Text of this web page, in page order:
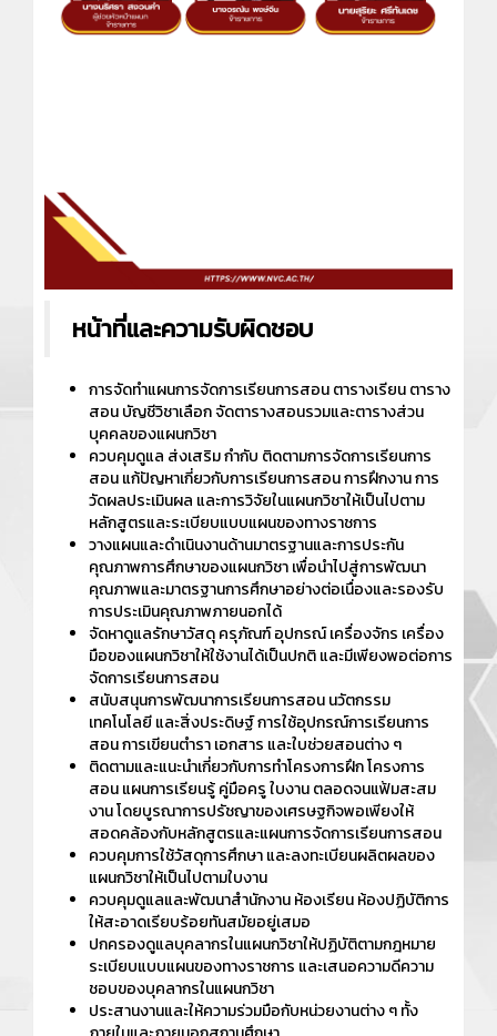
หน้าที่และความรับผิดชอบ
การจัดทำแผนการจัดการเรียนการสอน ตารางเรียน ตาราง
สอน บัญชีวิชาเลือก จัดตารางสอนรวมและตารางส่วน
บุคคลของแผนกวิชา
ควบคุมดูแล ส่งเสริม กำกับ ติดตามการจัดการเรียนการ
สอน แก้ปัญหาเกี่ยวกับการเรียนการสอน การฝึกงาน การ
วัดผลประเมินผล และการวิจัยในแผนกวิชาให้เป็นไปตาม
หลักสูตรและระเบียบแบบแผนของทางราชการ
วางแผนและดำเนินงานด้านมาตรฐานและการประกัน
คุณภาพการศึกษาของแผนกวิชา เพื่อนำไปสู่การพัฒนา
คุณภาพและมาตรฐานการศึกษาอย่างต่อเนื่องและรองรับ
การประเมินคุณภาพภายนอกได้
จัดหาดูแลรักษาวัสดุ ครุภัณฑ์ อุปกรณ์ เครื่องจักร เครื่อง
มือของแผนกวิชาให้ใช้งานได้เป็นปกติ และมีเพียงพอต่อการ
จัดการเรียนการสอน
สนับสนุนการพัฒนาการเรียนการสอน นวัตกรรม
เทคโนโลยี และสิ่งประดิษฐ์ การใช้อุปกรณ์การเรียนการ
สอน การเขียนตำรา เอกสาร และใบช่วยสอนต่าง ๆ
ติดตามและแนะนำเกี่ยวกับการทำโครงการฝึก โครงการ
สอน แผนการเรียนรู้ คู่มือครู ใบงาน ตลอดจนแฟ้มสะสม
งาน โดยบูรณาการปรัชญาของเศรษฐกิจพอเพียงให้
สอดคล้องกับหลักสูตรและแผนการจัดการเรียนการสอน
ควบคุมการใช้วัสดุการศึกษา และลงทะเบียนผลิตผลของ
แผนกวิชาให้เป็นไปตามใบงาน
ควบคุมดูแลและพัฒนาสำนักงาน ห้องเรียน ห้องปฏิบัติการ
ให้สะอาดเรียบร้อยทันสมัยอยู่เสมอ
ปกครองดูแลบุคลากรในแผนกวิชาให้ปฏิบัติตามกฎหมาย
ระเบียบแบบแผนของทางราชการ และเสนอความดีความ
ชอบของบุคลากรในแผนกวิชา
ประสานงานและให้ความร่วมมือกับหน่วยงานต่าง ๆ ทั้ง